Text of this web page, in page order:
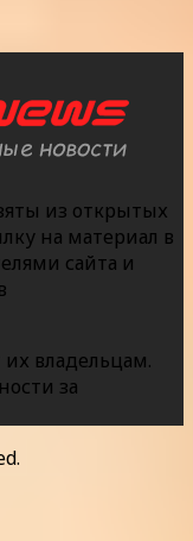
из открытых
на материал в
сайта и
владельцам.
за